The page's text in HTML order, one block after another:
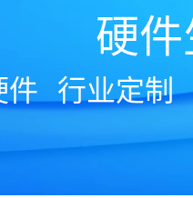
硬
件 行业定制